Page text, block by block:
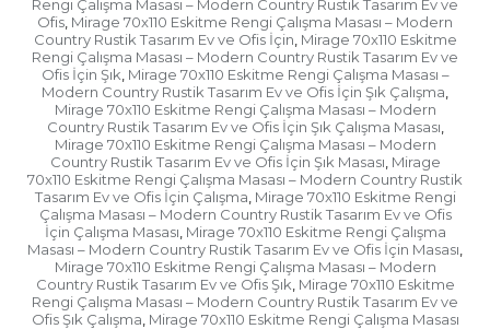
Rengi Çalışma Masası – Modern Country Rustik Tasarım Ev ve
Ofis Mirage 70x110 Eskitme Rengi Çalışma Masası – Modern
Country Rustik Tasarım Ev ve Ofis İçin Mirage 70x110 Eskitme
Rengi Çalışma Masası – Modern Country Rustik Tasarım Ev ve
Ofis İçin Şık Mirage 70x110 Eskitme Rengi Çalışma Masası –
Modern Country Rustik Tasarım Ev ve Ofis İçin Şık Çalışma
Mirage 70x110 Eskitme Rengi Çalışma Masası – Modern
Country Rustik Tasarım Ev ve Ofis İçin Şık Çalışma Masası
Mirage 70x110 Eskitme Rengi Çalışma Masası – Modern
Country Rustik Tasarım Ev ve Ofis İçin Şık Masası Mirage
70x110 Eskitme Rengi Çalışma Masası – Modern Country Rustik
Tasarım Ev ve Ofis İçin Çalışma Mirage 70x110 Eskitme Rengi
Çalışma Masası – Modern Country Rustik Tasarım Ev ve Ofis
İçin Çalışma Masası Mirage 70x110 Eskitme Rengi Çalışma
Masası – Modern Country Rustik Tasarım Ev ve Ofis İçin Masası
Mirage 70x110 Eskitme Rengi Çalışma Masası – Modern
Country Rustik Tasarım Ev ve Ofis Şık Mirage 70x110 Eskitme
Rengi Çalışma Masası – Modern Country Rustik Tasarım Ev ve
Ofis Şık Çalışma Mirage 70x110 Eskitme Rengi Çalışma Masası